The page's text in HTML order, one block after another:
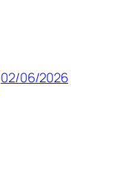
02/06/2026